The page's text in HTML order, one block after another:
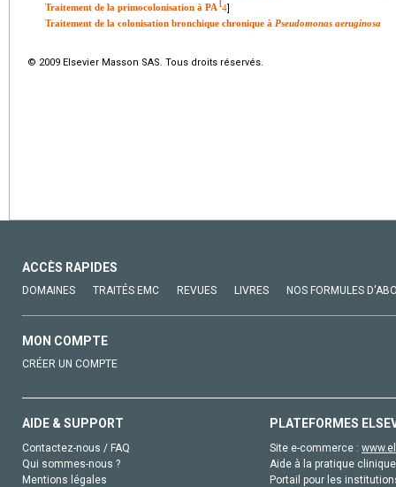
Traitement de la primocolonisation à PA 4]
Traitement de la colonisation bronchique chronique à Pseudomonas aeruginosa
© 2009 Elsevier Masson SAS. Tous droits réservés.
ACCÈS RAPIDES
DOMAINES TRAITÉS EMC REVUES LIVRES NOS FORMULES
MON COMPTE
CRÉER UN COMPTE
AIDE & SUPPORT
Contactez-nous / FAQ
Qui sommes-nous ?
Mentions légales
PLATEFORMES
Site e-commerce :
Aide à la pratique
Portail pour les